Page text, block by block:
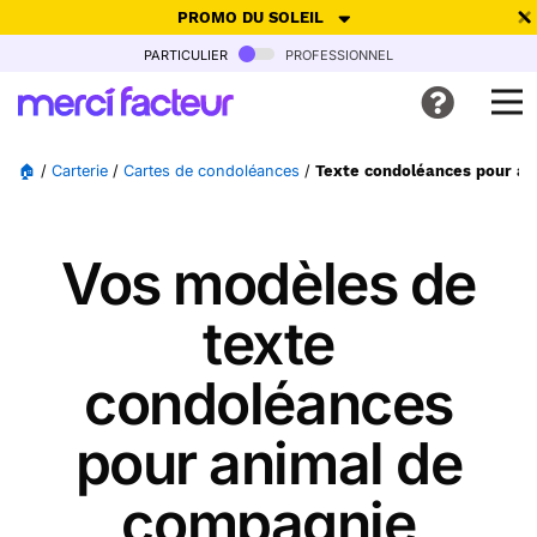
PROMO DU SOLEIL
-30% de réduction avec le code SUMMER26pour envoyer des
particulier professionnel
🏠 / Carterie / Cartes de condoléances / Texte condoléances pour
Vos modèles de
texte
condoléances
pour animal de